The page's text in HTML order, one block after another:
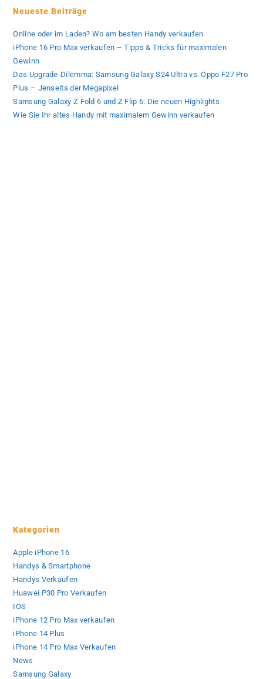
Neueste Beiträge
Online oder im Laden? Wo am besten Handy verkaufen
iPhone 16 Pro Max verkaufen – Tipps & Tricks für maximalen
Gewinn
Das Upgrade-Dilemma: Samsung Galaxy S24 Ultra vs. Oppo F27 Pro
Plus – Jenseits der Megapixel
Samsung Galaxy Z Fold 6 und Z Flip 6: Die neuen Highlights
Wie Sie Ihr altes Handy mit maximalem Gewinn verkaufen
Kategorien
Apple iPhone 16
Handys & Smartphone
Handys Verkaufen
Huawei P30 Pro Verkaufen
IOS
iPhone 12 Pro Max verkaufen
iPhone 14 Plus
iPhone 14 Pro Max Verkaufen
News
Samsung Galaxy